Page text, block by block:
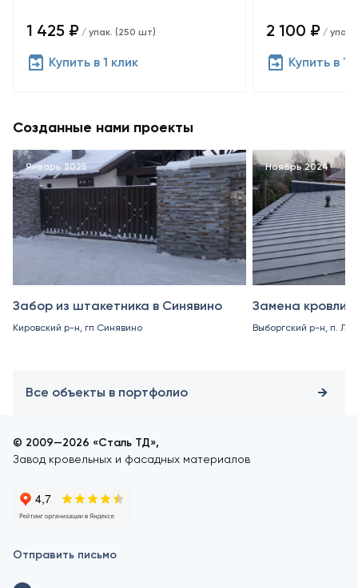
1 425 ₽ / упак. (250 шт)
Купить в 1 клик
2 100 ₽ / упак.
Купить в 1
Созданные нами проекты
Январь 2025
Забор из штакетника в Синявино
Кировский р-н, гп Синявино
Ноябрь 2024
Замена кровли
Выборгский р-н, п.
Все объекты в портфолио
© 2009—2026 «Сталь ТД»,
Завод кровельных и фасадных материалов
Отправить письмо